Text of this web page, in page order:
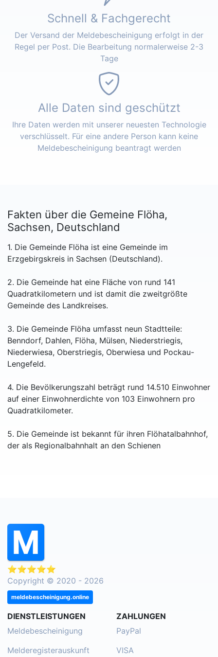
Schnell & Fachgerecht
Der Versand der Meldebescheinigung erfolgt in der
Regel per Post. Die Bearbeitung normalerweise 2-3
Tage
Alle Daten sind geschützt
Ihre Daten werden mit unserer neuesten Technologie
verschlüsselt. Für eine andere Person kann keine
Meldebescheinigung beantragt werden
Fakten über die Gemeine Flöha,
Sachsen, Deutschland
1. Die Gemeinde Flöha ist eine Gemeinde im
Erzgebirgskreis in Sachsen (Deutschland).
2. Die Gemeinde hat eine Fläche von rund 141
Quadratkilometern und ist damit die zweitgrößte
Gemeinde des Landkreises.
3. Die Gemeinde Flöha umfasst neun Stadtteile:
Benndorf, Dahlen, Flöha, Mülsen, Niederstriegis,
Niederwiesa, Oberstriegis, Oberwiesa und Pockau-
Lengefeld.
4. Die Bevölkerungszahl beträgt rund 14.510 Einwohner
auf einer Einwohnerdichte von 103 Einwohnern pro
Quadratkilometer.
5. Die Gemeinde ist bekannt für ihren Flöhatalbahnhof,
der als Regionalbahnhalt an den Schienen
⭐⭐⭐⭐⭐
Copyright © 2020 - 2026
meldebescheinigung.online
DIENSTLEISTUNGEN
Meldebescheinigung
Melderegisterauskunft
ZAHLUNGEN
PayPal
VISA